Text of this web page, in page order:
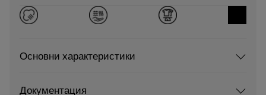
Основни характеристики
Документация